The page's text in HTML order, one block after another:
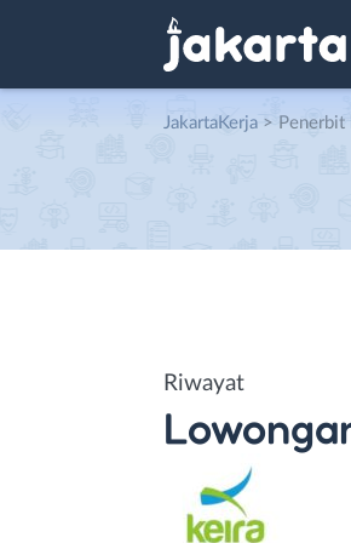
JakartaKerja > Penerbit
Riwayat